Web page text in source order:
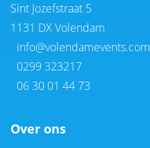
Sint Jozefstraat 5
1131 DX Volendam
info@volendamevents.com
0299 323217
06 30 01 44 73
Over ons